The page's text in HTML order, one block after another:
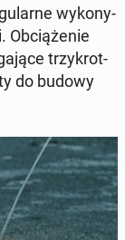
wy­ko­ny­
Ob­cią­że­nie
trzy­krot­
do budowy